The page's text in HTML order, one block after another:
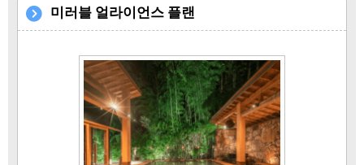
미러블 얼라이언스 플랜